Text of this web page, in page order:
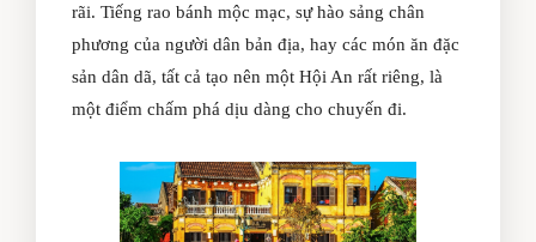
rãi. Tiếng rao bánh mộc mạc, sự hào sảng chân
phương của người dân bản địa, hay các món ăn đặc
sản dân dã, tất cả tạo nên một Hội An rất riêng, là
một điểm chấm phá dịu dàng cho chuyến đi.